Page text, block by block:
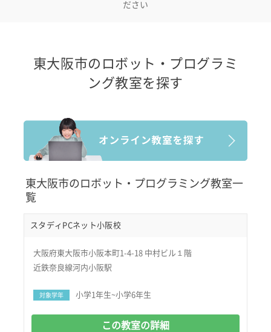
ださい
東大阪市のロボット・プログラミ
ング教室を探す
東大阪市のロボット・プログラミング教室一
覧
スタディPCネット小阪校
大阪府東大阪市小阪本町1-4-18 中村ビル１階
近鉄奈良線河内小阪駅
対象学年 小学1年生~小学6年生
この教室の詳細